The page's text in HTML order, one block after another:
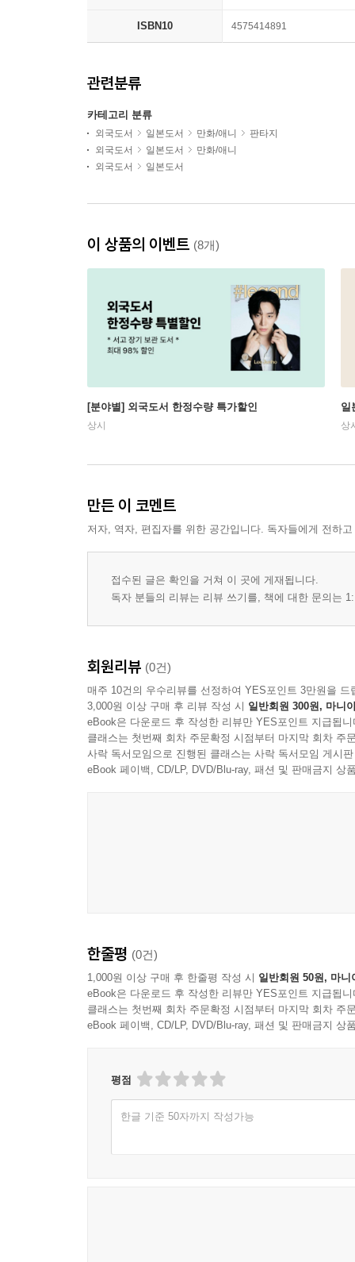
ISBN10 4575414891
관련분류
카테고리 분류
외국도서 일본도서 만화/애니
판타지
외국도서
일본도서
만화/애니
외국도서
일본도서
이 상품의 이벤트 (8개)
[분야별] 외국도서 한정수량 특가할인
상시
일
상
만든 이 코멘트
저자, 역자, 편집자를 위한 공간입니다. 독자들에게 전하
접수된 글은 확인을 거쳐 이 곳에 게재됩니다.
독자 분들의 리뷰는 리뷰 쓰기를, 책에 대한 문의는
회원리뷰 (0건)
매주 10건의 우수리뷰를 선정하여 YES포인트 3만원을 드
3,000원 이상 구매 후 리뷰 작성 시 일반회원 300원, 마니
eBook은 다운로드 후 작성한 리뷰만 YES포인트 지급됩니
클래스는 첫번째 회차 주문확정 시점부터 마지막 회차 주
사락 독서모임으로 진행된 클래스는 사락 독서모임 게시
eBook 페이백, CD/LP, DVD/Blu-ray, 패션 및 판매금지 상
한줄평 (0건)
1,000원 이상 구매 후 한줄평 작성 시 일반회원 50원, 마니
eBook은 다운로드 후 작성한 리뷰만 YES포인트 지급됩니
클래스는 첫번째 회차 주문확정 시점부터 마지막 회차 주
eBook 페이백, CD/LP, DVD/Blu-ray, 패션 및 판매금지 상
평점
한글 기준 50자까지 작성가능